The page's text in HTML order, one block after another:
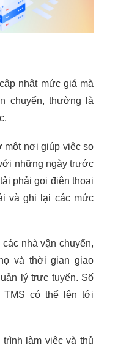
nhật mức giá mà
chuyển, thường là
một nơi giúp việc so
những ngày trước
phải gọi điện thoại
và ghi lại các mức
nhà vận chuyển,
và thời gian giao
lý trực tuyến. Số
TMS có thể lên tới
làm việc và thủ